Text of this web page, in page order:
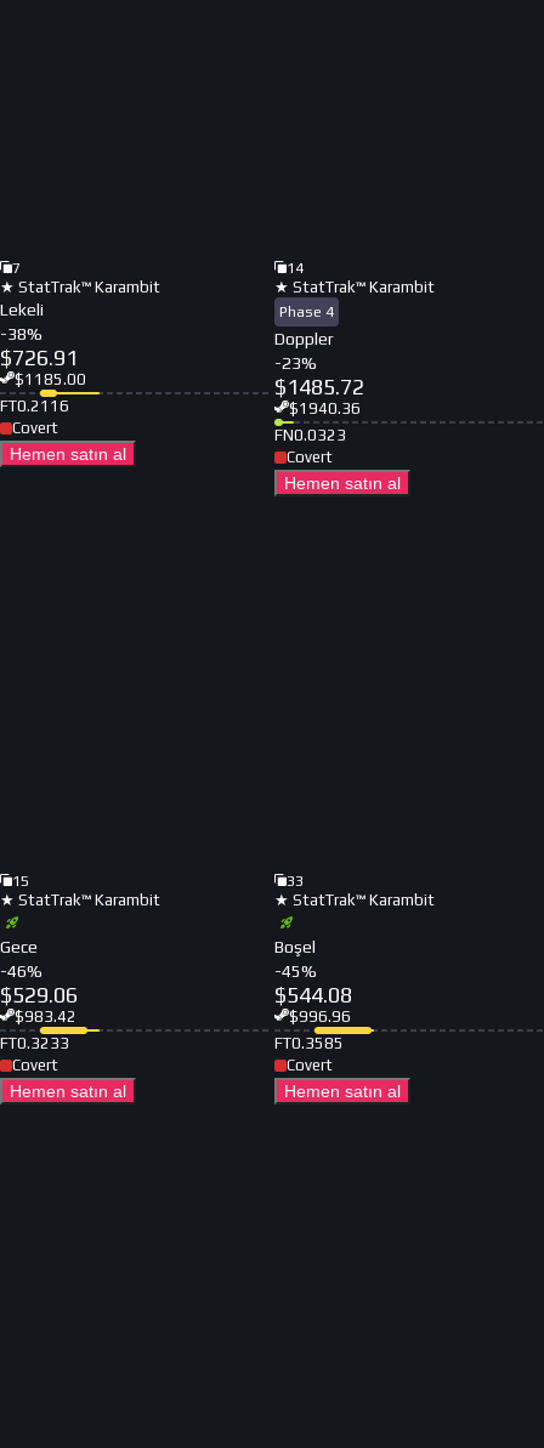
7
★ StatTrak™ Karambit
Lekeli
-38%
$726.91
$1185.00
FT0.2116
Covert
Hemen satın al
14
★ StatTrak™ Karambit
Phase 4
Doppler
-23%
$1485.72
$1940.36
FN0.0323
Covert
Hemen satın al
15
★ StatTrak™ Karambit
Gece
-46%
$529.06
$983.42
FT0.3233
Covert
Hemen satın al
33
★ StatTrak™ Karambit
Boşel
-45%
$544.08
$996.96
FT0.3585
Covert
Hemen satın al